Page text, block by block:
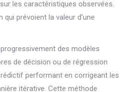
les caractéristiques observées.
prévoient la valeur d’une
des modèles
de décision ou de régression
performant en corrigeant les
itérative. Cette méthode